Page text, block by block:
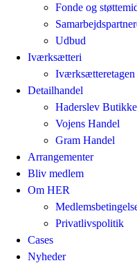
Fonde og
Udbud
Iværksætteri
Iværksætteretagen
Detailhandel
Haderslev
Vojens Handel
Gram Handel
Arrangementer
Bliv medlem
Om HER
Privatlivspolitik
Cases
Nyheder